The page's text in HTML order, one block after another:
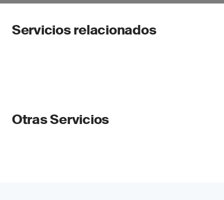
Servicios relacionados
Otras Servicios